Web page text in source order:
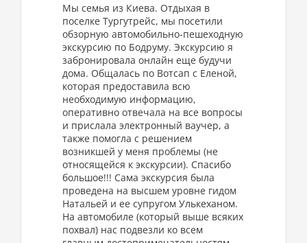
Мы семья из Киева. Отдыхая в
поселке Тургутрейс, мы посетили
обзорную автомобильно-пешеходную
экскурсию по Бодруму. Экскурсию я
забронировала онлайн еще будучи
дома. Общалась по Вотсап с Еленой,
которая предоставила всю
необходимую информацию,
оперативно отвечала на все вопросы
и прислала электронный ваучер, а
также помогла с решением
возникшей у меня проблемы (не
относящейся к экскурсии). Спасибо
большое!!! Сама экскурсия была
проведена на высшем уровне гидом
Натальей и ее супругом Улькеханом.
На автомобиле (который выше всяких
похвал) нас подвезли ко всем